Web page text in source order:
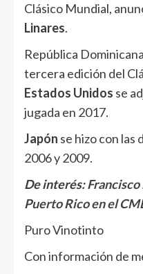
Clásico Mundial,
Linares.
República
tercera edición del
Estados Unidos se
jugada en 2017.
Japón se hizo con las
2006 y 2009.
De interés:
Puerto Rico en el
Puro Vinotinto
Con información de